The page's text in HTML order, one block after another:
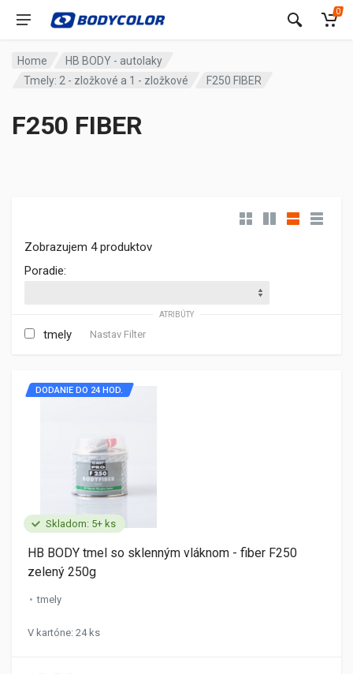
0
Home
HB BODY - autolaky
Tmely: 2 - zložkové a 1 - zložkové
F250 FIBER
F250 FIBER
Zobrazujem 4 produktov
Poradie:
ATRIBÚTY
tmely Nastav Filter
Skladom: 5+ ks
DODANIE DO 24 HOD.
HB BODY tmel so sklenným vláknom - fiber F250
zelený 250g
tmely
V kartóne: 24 ks